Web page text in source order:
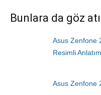
Bunlara da göz
Asus Zenfone
Resimli Anlatım
Asus Zenfone